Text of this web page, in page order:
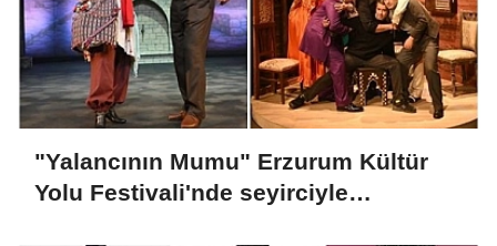
"Yalancının Mumu" Erzurum Kültür
Yolu Festivali'nde seyirciyle